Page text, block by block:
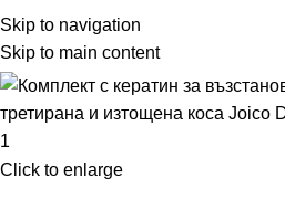
Skip to navigation
Skip to main content
Click to enlarge